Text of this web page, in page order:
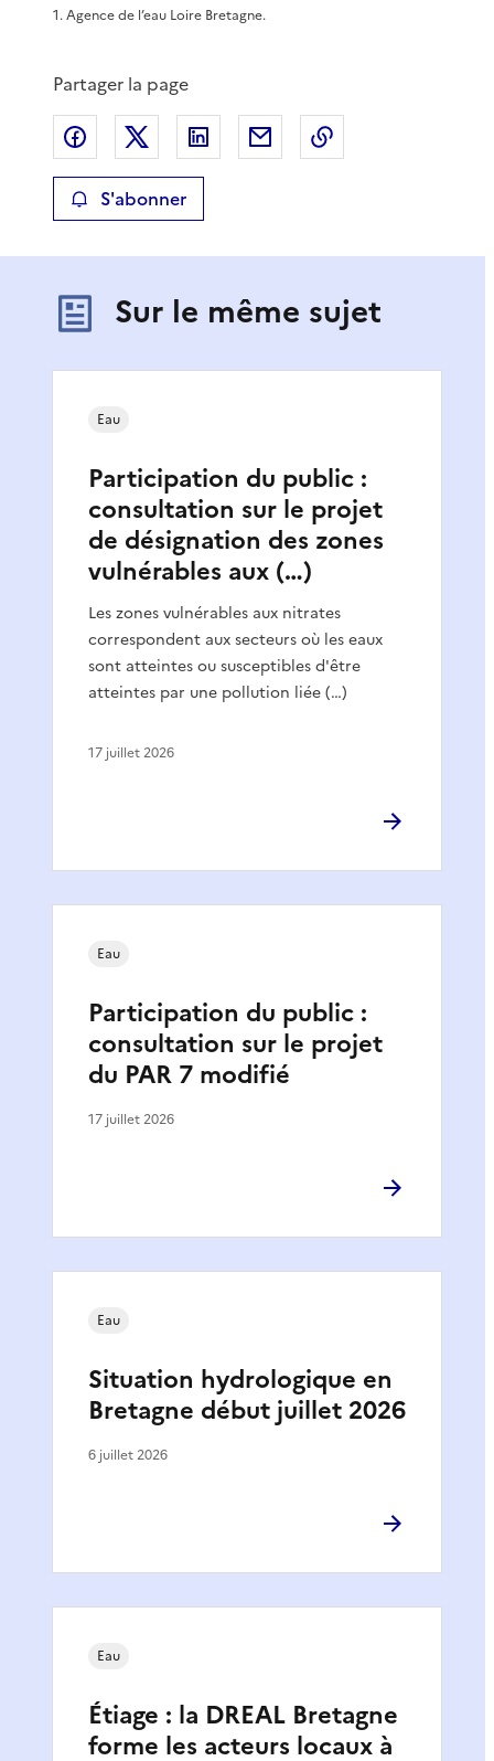
1.Agence de l’eau Loire Bretagne.
Partager la page
Partager sur Facebook
Partager sur XPartager sur LinkedIn
Partager par email
S'abonner
Sur le même sujet
Participation du public :
consultation sur le projet
de désignation des zones
vulnérables aux (…)
Les zones vulnérables aux nitrates
correspondent aux secteurs où les eaux
sont atteintes ou susceptibles d'être
atteintes par une pollution liée (…)
Eau
17 juillet 2026
Participation du public :
consultation sur le projet
du PAR 7 modifié
Eau
17 juillet 2026
Situation hydrologique en
Bretagne début juillet 2026
Eau
6 juillet 2026
Étiage : la DREAL Bretagne
forme les acteurs locaux à
Eau